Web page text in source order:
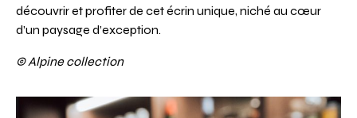
découvrir et profiter de cet écrin unique, niché au cœur
d’un paysage d’exception.
© Alpine collection